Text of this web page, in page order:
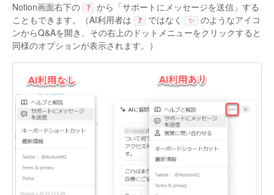
Notion画面右下の ?
から「サポートにメッセージを送信」する
こともできます。（AI利用者は
? ではなく ✨
のようなアイコ
ンからQ&Aを開き、その右上のドットメニューをクリックすると
同様のオプションが表示されます。）